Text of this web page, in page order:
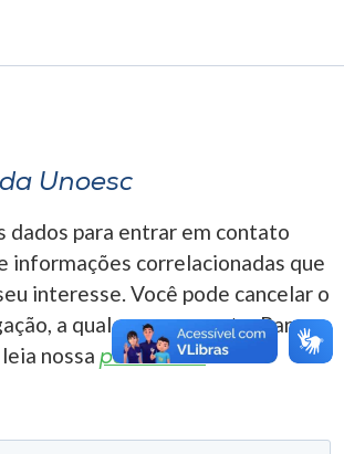
Unoesc
dados para entrar em contato
informações correlacionadas que
interesse. Você pode cancelar o
a qualquer momento. Para
nossa política de